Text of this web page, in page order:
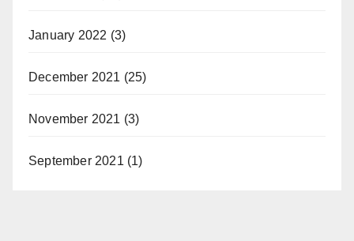
January 2022 (3)
December 2021 (25)
November 2021 (3)
September 2021 (1)